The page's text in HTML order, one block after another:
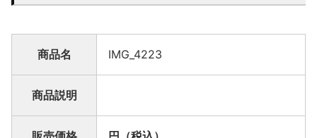
商品名 IMG_4223
商品説明